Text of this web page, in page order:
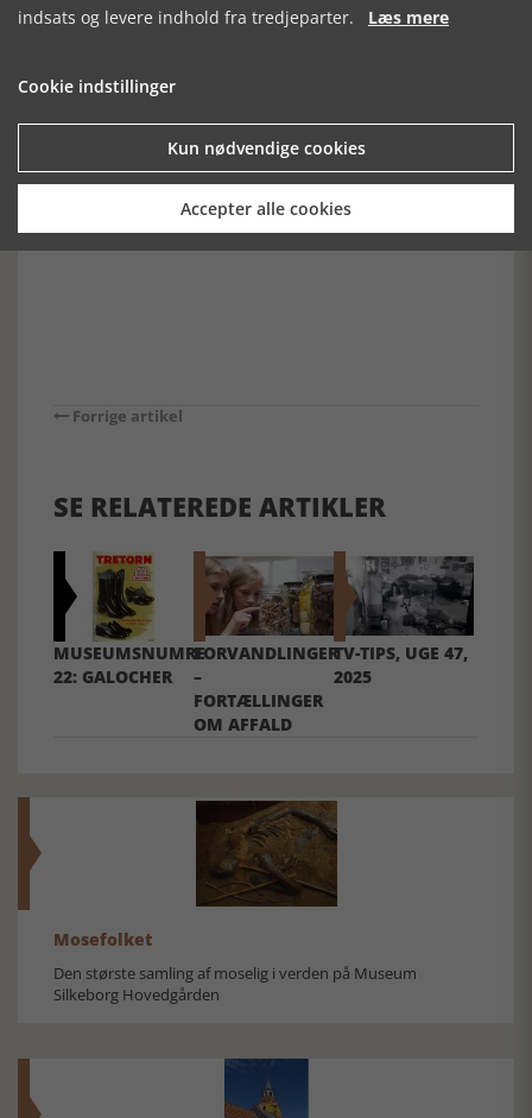
Silkeborg Håndværkerforening
H. C. Andersen fortæller eventyr
Hovedgården lukker
Hovedgården lukker
Papirmuseet lukker
Forrige artikel
SE RELATEREDE ARTIKLER
MUSEUMSNUMRE
22: GALOCHER
FORVANDLINGER
–
FORTÆLLINGER
OM AFFALD
TV-TIPS, UGE 47,
2025
Mosefolket
Den største samling af moselig i verden på Museum
Silkeborg Hovedgården
indsats og levere indhold fra tredjeparter. Læs mere
Cookie indstillinger
Kun nødvendige cookies
Accepter alle cookies